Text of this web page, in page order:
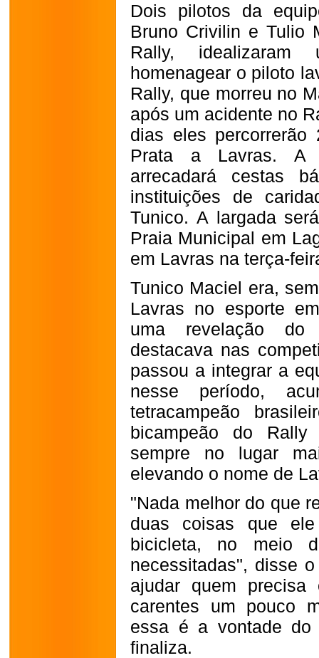
Dois pilotos da
Bruno Crivilin e Tulio
Rally,
homenagear o piloto
Rally, que morreu no
após um acidente no
dias eles percorrerão
Prata a Lavras. A
arrecadará cestas
instituições de
Tunico. A largada
Praia Municipal em
em Lavras na terça-
Tunico Maciel era,
Lavras no esporte
uma revelação do
destacava nas
passou a integrar a
nesse período,
tetracampeão
bicampeão do
sempre no lugar
elevando o nome de
"Nada melhor do que
duas coisas que
bicicleta, no meio
necessitadas", disse
ajudar quem
carentes um pouco
essa é a vontade do
finaliza.